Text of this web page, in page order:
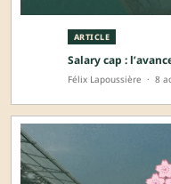
ARTICLE
Salary cap :
Félix Lapoussière · 8